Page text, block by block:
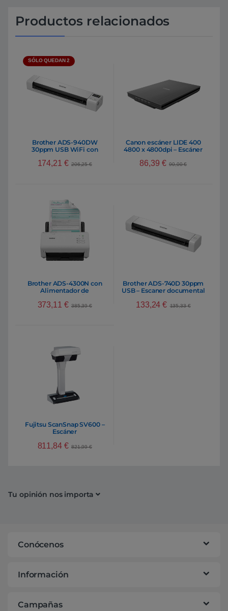
Productos relacionados
SÓLO QUEDAN 2
Brother ADS-940DW
30ppm USB WiFi con
documental portátil
174,21 € 206,25€
Canon escáner LIDE 400
4800 x 4800dpi – Escáner
86,39 € 90,00€
Brother ADS-4300N con
Alimentador de
cara – Escáner
373,11 € 385,39€
Brother ADS-740D 30ppm
USB – Escaner documental
133,24€ 135,33€
Fujitsu ScanSnap SV600 –
Escáner
811,84 € 821,99€
Tu opinión nos importa
Conócenos
Información
Campañas